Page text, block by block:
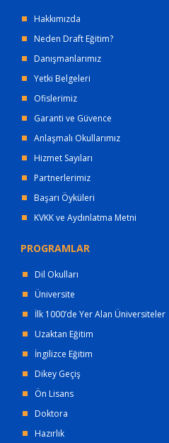
Hakkımızda
Neden Draft Eğitim?
Danışmanlarımız
Yetki Belgeleri
Ofislerimiz
Garanti ve Güvence
Anlaşmalı Okullarımız
Hizmet Sayıları
Partnerlerimiz
Başarı Öyküleri
KVKK ve Aydınlatma Metni
PROGRAMLAR
Dil Okulları
Üniversite
İlk 1000’de Yer Alan Üniversiteler
Uzaktan Eğitim
İngilizce Eğitim
Dikey Geçiş
Ön Lisans
Doktora
Hazırlık